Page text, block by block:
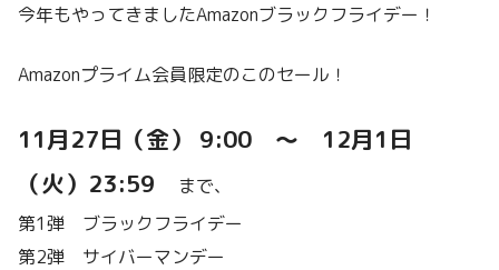
今年もやってきましたAmazonブラックフライデー！
Amazonプライム会員限定のこのセール！
11月27日（金） 9:00 〜 12月1日
（火）23:59
まで、
第1弾 ブラックフライデー
第2弾 サイバーマンデー